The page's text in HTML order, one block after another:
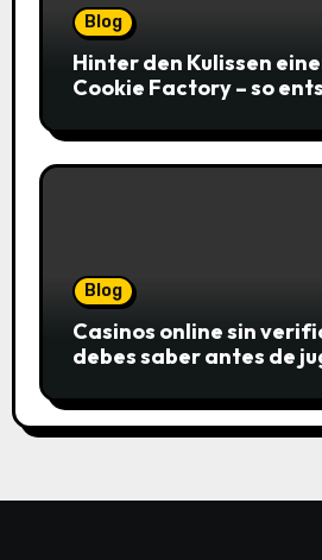
Blog
Hinter den Kulissen
Cookie Factory – so
Blog
Casinos online sin
debes saber antes de